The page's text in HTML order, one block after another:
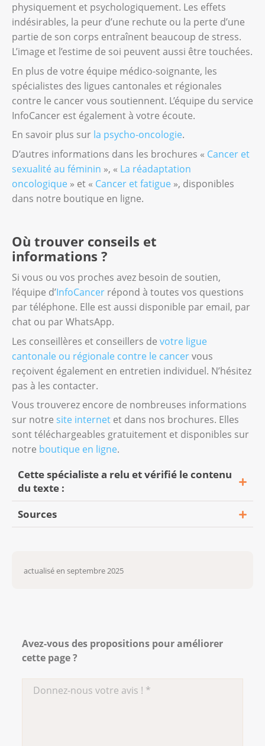
Le choix du traitement dépend du stade de la
maladie. Il dépend aussi de la taille et de la
localisation de la tumeur. Votre âge et votre
état de santé général sont également pris en
compte.
Votre médecin vous propose les thérapies
les plus adaptées à votre situation. Discutez-
en ensemble et n’hésitez pas à demander
des précisions en cas de doute.
physiquement et psychologiquement. Les effets
indésirables, la peur d’une rechute ou la perte d’une
partie de son corps entraînent beaucoup de stress.
L’image et l’estime de soi peuvent aussi être touchées.
En plus de votre équipe médico-soignante, les
spécialistes des ligues cantonales et régionales
contre le cancer vous soutiennent. L’équipe du service
InfoCancer est également à votre écoute.
En savoir plus sur la psycho-oncologie.
D’autres informations dans les brochures « Cancer et
sexualité au féminin », « La réadaptation
oncologique » et « Cancer et fatigue », disponibles
dans notre boutique en ligne.
Où trouver conseils et
informations ?
Si vous ou vos proches avez besoin de soutien,
l’équipe d’InfoCancer répond à toutes vos questions
par téléphone. Elle est aussi disponible par email, par
chat ou par WhatsApp.
Les conseillères et conseillers de votre ligue
cantonale ou régionale contre le cancervous
reçoivent également en entretien individuel. N’hésitez
pas à les contacter.
Vous trouverez encore de nombreuses informations
sur notre site internet et dans nos brochures. Elles
sont téléchargeables gratuitement et disponibles sur
notre boutique en ligne.
Cette spécialiste a relu et vérifié le contenu
du texte :
Julia Schwarz, spécialiste Dépistage, Ligue
Sources
cancer/about.html
internetportal/basis-informationen-
krebs/krebsarten/andere-
Le manuel MSD. (n.d.). Cancer du vagin.
actualisé en septembre 2025
Avez-vous des propositions pour améliorer
cette page ?